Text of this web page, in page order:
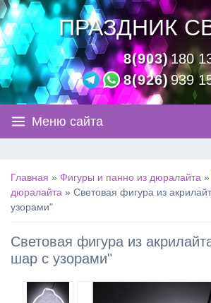
ПРАЗДНИК
8(903)180
8(926)939
Меню сайта
Главная » Фигуры и панно из дюралайта »
дюралайта » Световая фигура из
узорами"
Световая фигура из
шар с узорами"